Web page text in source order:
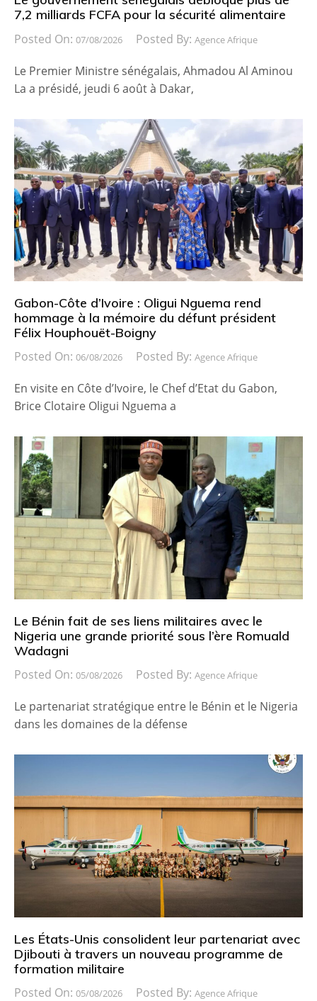
7,2 milliards FCFA pour la sécurité alimentaire
Posted On: 07/08/2026 Posted By: Agence Afrique
Le Premier Ministre sénégalais, Ahmadou Al Aminou
La a présidé, jeudi 6 août à Dakar,
Gabon-Côte d’Ivoire : Oligui Nguema rend
hommage à la mémoire du défunt président
Félix Houphouët-Boigny
Posted On: 06/08/2026 Posted By: Agence Afrique
En visite en Côte d’Ivoire, le Chef d’Etat du Gabon,
Brice Clotaire Oligui Nguema a
Le Bénin fait de ses liens militaires avec le
Nigeria une grande priorité sous l’ère Romuald
Wadagni
Posted On: 05/08/2026 Posted By: Agence Afrique
Le partenariat stratégique entre le Bénin et le Nigeria
dans les domaines de la défense
Les États-Unis consolident leur partenariat avec
Djibouti à travers un nouveau programme de
formation militaire
Posted On: 05/08/2026 Posted By: Agence Afrique